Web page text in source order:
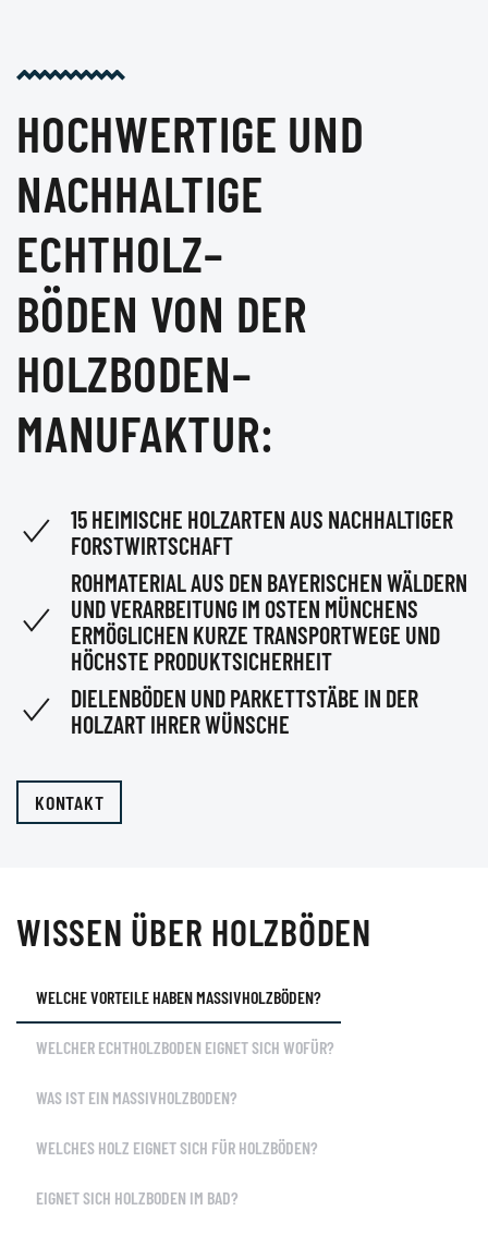
HOCHWERTIGE UND
NACHHALTIGE
ECHTHOLZ–
BÖDEN VON DER
HOLZBODEN–
MANUFAKTUR:
15 HEIMISCHE HOLZARTEN AUS NACHHALTIGER
FORSTWIRTSCHAFT
ROHMATERIAL AUS DEN BAYERISCHEN WÄLDERN
UND VERARBEITUNG IM OSTEN MÜNCHENS
ERMÖGLICHEN KURZE TRANSPORTWEGE UND
HÖCHSTE PRODUKTSICHERHEIT
DIELENBÖDEN UND PARKETTSTÄBE IN DER
HOLZART IHRER WÜNSCHE
KONTAKT
WISSEN ÜBER HOLZBÖDEN
WELCHE VORTEILE HABEN MASSIVHOLZBÖDEN?
WELCHER ECHTHOLZBODEN EIGNET SICH WOFÜR?
WAS IST EIN MASSIVHOLZBODEN?
WELCHES HOLZ EIGNET SICH FÜR HOLZBÖDEN?
EIGNET SICH HOLZBODEN IM BAD?